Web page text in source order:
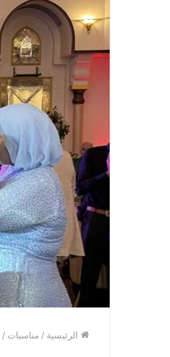
الرئيسية / مناسبات /